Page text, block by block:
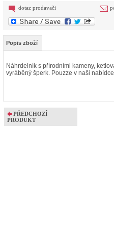
dotaz prodavači
Popis zboží
Náhrdelník s přírodními kameny,
vyráběný šperk. Pouzze v naši
PŘEDCHOZÍ
PRODUKT